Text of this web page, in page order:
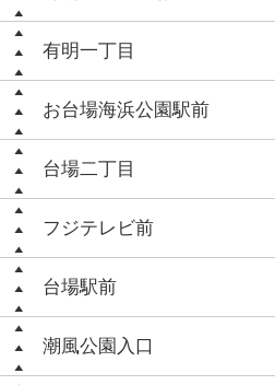
有明一丁目
お台場海浜公園駅前
台場二丁目
フジテレビ前
台場駅前
潮風公園入口